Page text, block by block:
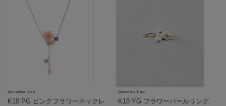
Samantha Tiara
K10 PG ピンクフラワーネックレ
Samantha Tiara
K10 YG フラワーパールリング